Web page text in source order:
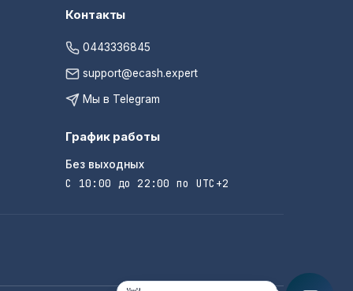
Контакты
0443336845
support@ecash.expert
Мы в Telegram
График работы
Без выходных
С 10:00 до 22:00 по UTC+2